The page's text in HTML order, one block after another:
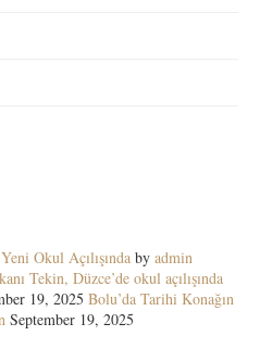
Okul Açılışında by admin
Tekin, Düzce’de okul açılışında
19, 2025 Bolu’da Tarihi Konağın
September 19, 2025